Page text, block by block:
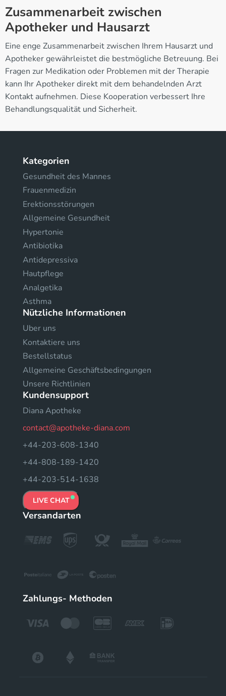
Zusammenarbeit zwischen
Apotheker und Hausarzt
Eine enge Zusammenarbeit zwischen Ihrem Hausarzt und
Apotheker gewährleistet die bestmögliche Betreuung. Bei
Fragen zur Medikation oder Problemen mit der Therapie
kann Ihr Apotheker direkt mit dem behandelnden Arzt
Kontakt aufnehmen. Diese Kooperation verbessert Ihre
Behandlungsqualität und Sicherheit.
Kategorien
Gesundheit des Mannes
Frauenmedizin
Erektionsstörungen
Allgemeine Gesundheit
Hypertonie
Antibiotika
Antidepressiva
Hautpflege
Analgetika
Asthma
Nützliche Informationen
Uber uns
Kontaktiere uns
Bestellstatus
Allgemeine Geschäftsbedingungen
Unsere Richtlinien
Kundensupport
Diana Apotheke
contact@apotheke-diana.com
+44-203-608-1340
+44-808-189-1420
+44-203-514-1638
LIVE CHAT
Versandarten
Zahlungs- Methoden